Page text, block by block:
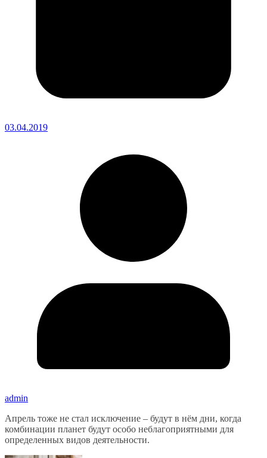
03.04.2019
admin
Апрель тоже не стал исключение – будут в нём дни, когда
комбинации планет будут особо неблагоприятными для
определенных видов деятельности.